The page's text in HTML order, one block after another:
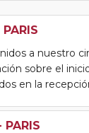
PARIS
a nuestro
sobre el
en la
PARIS